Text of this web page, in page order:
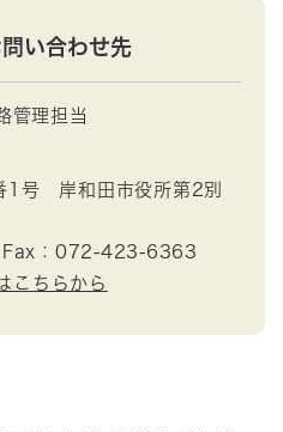
い合わせ先
管理担当
1号 岸和田市役所第2別
Fax：072-423-6363
こちらから